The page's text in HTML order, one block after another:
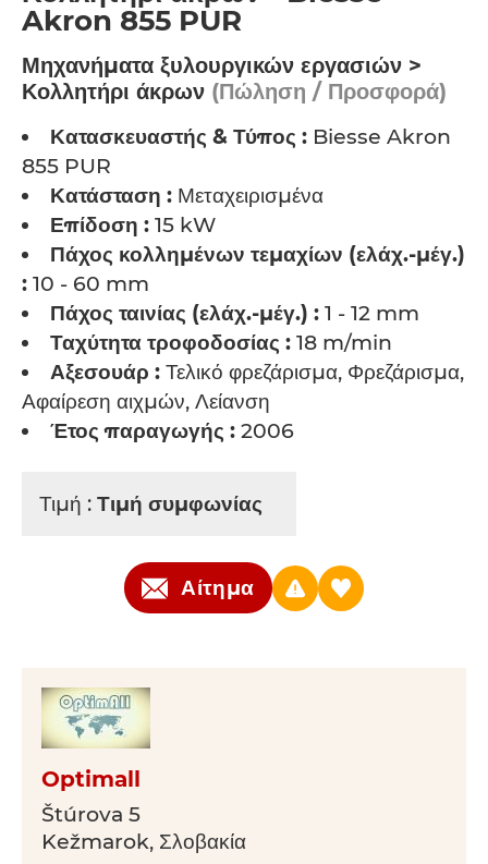
Akron 855 PUR
Μηχανήματα ξυλουργικών εργασιών >
Κολλητήρι άκρων (Πώληση / Προσφορά)
Κατασκευαστής & Τύπος : Biesse Akron
855 PUR
Κατάσταση : Μεταχειρισμένα
Επίδοση : 15 kW
Πάχος κολλημένων τεμαχίων (ελάχ.-μέγ.)
: 10 - 60 mm
Πάχος ταινίας (ελάχ.-μέγ.) : 1 - 12 mm
Ταχύτητα τροφοδοσίας : 18 m/min
Αξεσουάρ : Τελικό φρεζάρισμα, Φρεζάρισμα,
Αφαίρεση αιχμών, Λείανση
Έτος παραγωγής : 2006
Τιμή : Τιμή συμφωνίας
Αίτημα
Optimall
Štúrova 5
Kežmarok, Σλοβακία